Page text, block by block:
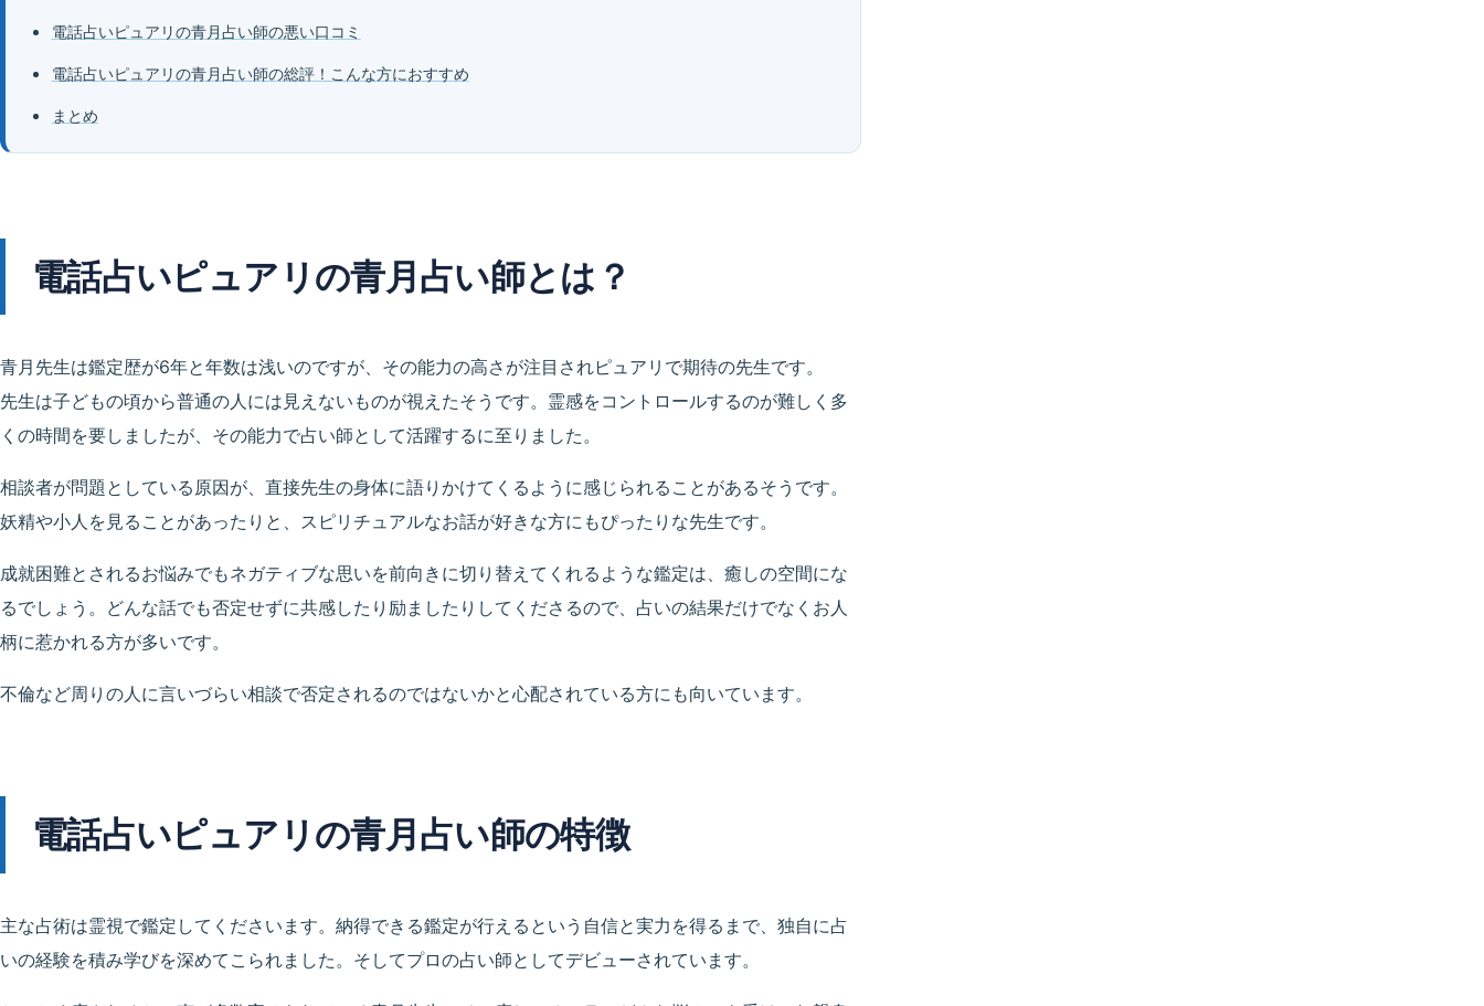
電話占いピュアリの青月占い師の悪い口コミ
電話占いピュアリの青月占い師の総評！こんな方におすすめ
まとめ
電話占いピュアリの青月占い師とは？
青月先生は鑑定歴が6年と年数は浅いのですが、その能力の高さが注目されピュアリで期待の先生です。
先生は子どもの頃から普通の人には見えないものが視えたそうです。霊感をコントロールするのが難しく多
くの時間を要しましたが、その能力で占い師として活躍するに至りました。
相談者が問題としている原因が、直接先生の身体に語りかけてくるように感じられることがあるそうです。
妖精や小人を見ることがあったりと、スピリチュアルなお話が好きな方にもぴったりな先生です。
成就困難とされるお悩みでもネガティブな思いを前向きに切り替えてくれるような鑑定は、癒しの空間にな
るでしょう。どんな話でも否定せずに共感したり励ましたりしてくださるので、占いの結果だけでなくお人
柄に惹かれる方が多いです。
不倫など周りの人に言いづらい相談で否定されるのではないかと心配されている方にも向いています。
電話占いピュアリの青月占い師の特徴
主な占術は霊視で鑑定してくださいます。納得できる鑑定が行えるという自信と実力を得るまで、独自に占
いの経験を積み学びを深めてこられました。そしてプロの占い師としてデビューされています。